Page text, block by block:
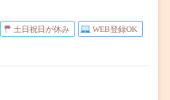
土日祝日が休み WEB登録OK